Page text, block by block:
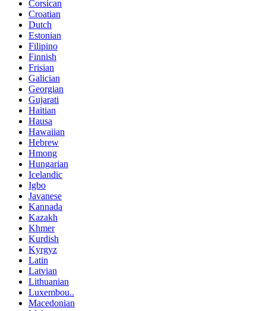
Corsican
Croatian
Dutch
Estonian
Filipino
Finnish
Frisian
Galician
Georgian
Gujarati
Haitian
Hausa
Hawaiian
Hebrew
Hmong
Hungarian
Icelandic
Igbo
Javanese
Kannada
Kazakh
Khmer
Kurdish
Kyrgyz
Latin
Latvian
Lithuanian
Luxembou..
Macedonian